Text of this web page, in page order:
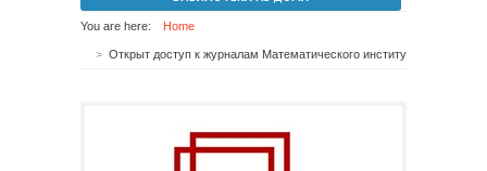
You are here: Home